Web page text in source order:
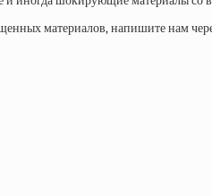
материалов, напишите нам